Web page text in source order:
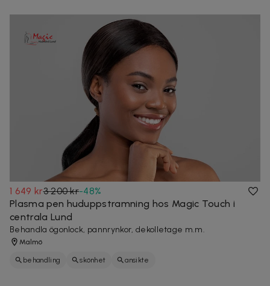
1 649 kr3 200 kr-48%
Plasma pen huduppstramning hos Magic Touch i
centrala Lund
Behandla ögonlock, pannrynkor, dekolletage m.m.
Malmö
behandling skönhet ansikte